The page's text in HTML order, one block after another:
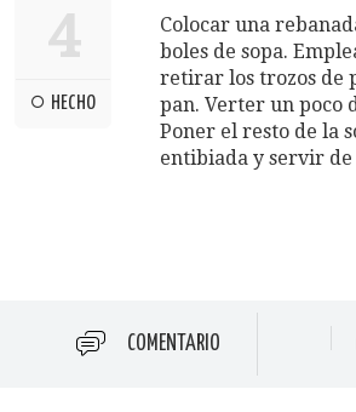
4
HECHO
Colocar una
boles de sopa.
retirar los trozos de
pan. Verter un poco
Poner el resto de la
entibiada y servir
COMENTARIO